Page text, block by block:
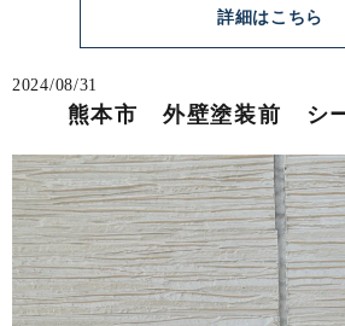
詳細はこちら
2024/08/31
熊本市 外壁塗装前 シ